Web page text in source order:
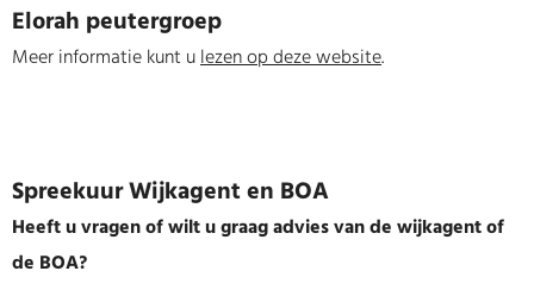
Elorah peutergroep
Meer informatie kunt u lezen op deze website.
Spreekuur Wijkagent en BOA
Heeft u vragen of wilt u graag advies van de wijkagent of
de BOA?